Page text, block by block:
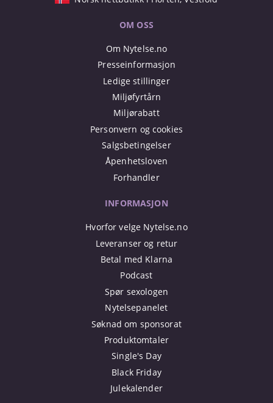
OM OSS
Om Nytelse.no
Presseinformasjon
Ledige stillinger
Miljøfyrtårn
Miljørabatt
Personvern og cookies
Salgsbetingelser
Åpenhetsloven
Forhandler
INFORMASJON
Hvorfor velge Nytelse.no
Leveranser og retur
Betal med Klarna
Podcast
Spør sexologen
Nytelsepanelet
Søknad om sponsorat
Produktomtaler
Single's Day
Black Friday
Julekalender